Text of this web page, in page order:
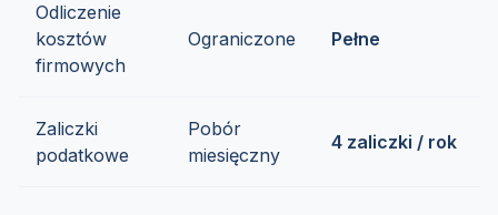
Odliczenie
kosztów
firmowych
Ograniczone Pełne
Zaliczki
podatkowe
Pobór
miesięczny
4 zaliczki / rok